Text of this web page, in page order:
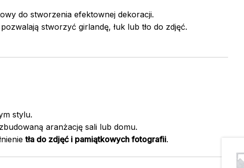
do stworzenia efektownej dekoracji.
stworzyć girlandę, łuk lub tło do zdjęć.
stylu.
aranżację sali lub domu.
tła do zdjęć i pamiątkowych fotografii.